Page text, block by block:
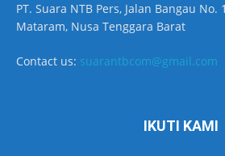
PT. Suara NTB Pers, Jalan Bangau No.
Mataram, Nusa Tenggara Barat
Contact us: suarantbcom@gmail.com
IKUTI KAMI